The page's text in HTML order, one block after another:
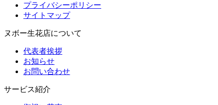
プライバシーポリシー
サイトマップ
ヌボー生花店について
代表者挨拶
お知らせ
お問い合わせ
サービス紹介